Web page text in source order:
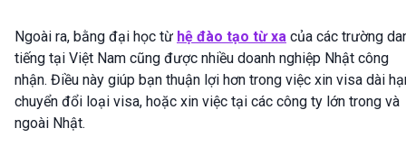
Ngoài ra, bằng đại học từ hệ đào tạo từ xa của các trường
tiếng tại Việt Nam cũng được nhiều doanh nghiệp Nhật công
nhận. Điều này giúp bạn thuận lợi hơn trong việc xin visa dài
chuyển đổi loại visa, hoặc xin việc tại các công ty lớn trong và
ngoài Nhật.